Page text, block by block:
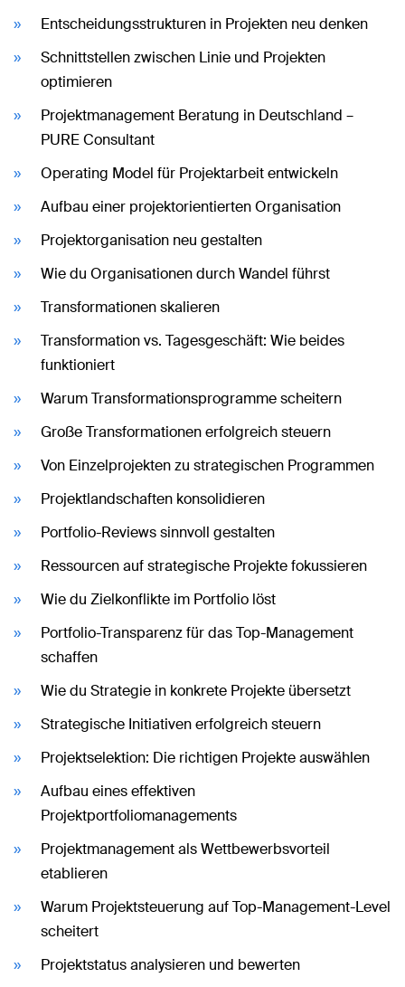
Entscheidungsstrukturen in Projekten neu denken
Schnittstellen zwischen Linie und Projekten
optimieren
Projektmanagement Beratung in Deutschland –
PURE Consultant
Operating Model für Projektarbeit entwickeln
Aufbau einer projektorientierten Organisation
Projektorganisation neu gestalten
Wie du Organisationen durch Wandel führst
Transformationen skalieren
Transformation vs. Tagesgeschäft: Wie beides
funktioniert
Warum Transformationsprogramme scheitern
Große Transformationen erfolgreich steuern
Von Einzelprojekten zu strategischen Programmen
Projektlandschaften konsolidieren
Portfolio-Reviews sinnvoll gestalten
Ressourcen auf strategische Projekte fokussieren
Wie du Zielkonflikte im Portfolio löst
Portfolio-Transparenz für das Top-Management
schaffen
Wie du Strategie in konkrete Projekte übersetzt
Strategische Initiativen erfolgreich steuern
Projektselektion: Die richtigen Projekte auswählen
Aufbau eines effektiven
Projektportfoliomanagements
Projektmanagement als Wettbewerbsvorteil
etablieren
Warum Projektsteuerung auf Top-Management-Level
scheitert
Projektstatus analysieren und bewerten